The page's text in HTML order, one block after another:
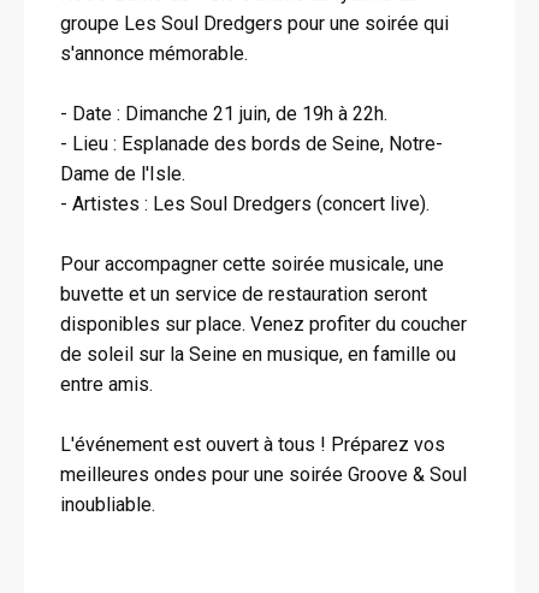
groupe Les Soul Dredgers pour une soirée qui
s'annonce mémorable.
- Date : Dimanche 21 juin, de 19h à 22h.
- Lieu : Esplanade des bords de Seine, Notre-
Dame de l'Isle.
- Artistes : Les Soul Dredgers (concert live).
Pour accompagner cette soirée musicale, une
buvette et un service de restauration seront
disponibles sur place. Venez profiter du coucher
de soleil sur la Seine en musique, en famille ou
entre amis.
L'événement est ouvert à tous ! Préparez vos
meilleures ondes pour une soirée Groove & Soul
inoubliable.